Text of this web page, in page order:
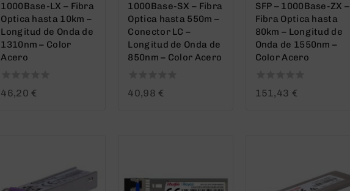
1000Base-LX – Fibra
Optica hasta 10km –
Longitud de Onda de
1310nm – Color
Acero
0
46,20 €
1000Base-SX – Fibra
Optica hasta 550m –
Conector LC –
Longitud de Onda de
850nm – Color Acero
0
40,98 €
SFP – 1000Base-ZX –
Fibra Optica hasta
80km – Longitud de
Onda de 1550nm –
Color Acero
0
151,43 €